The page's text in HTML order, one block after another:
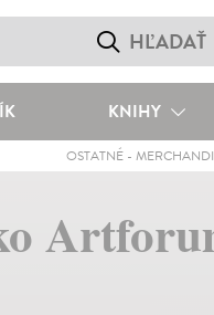
KNIHY
OSTATNÉ -